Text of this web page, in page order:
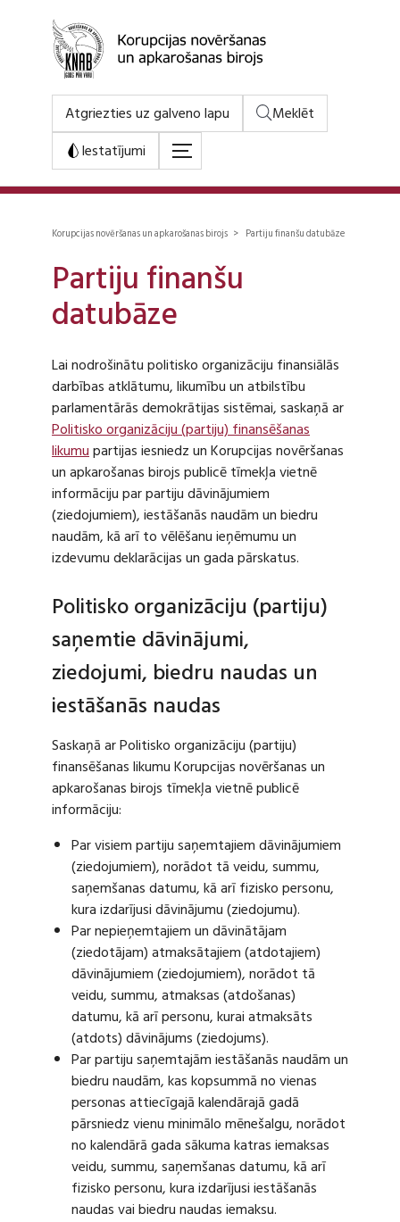
Atgriezties uz galveno lapu
Meklēt
Iestatījumi
Korupcijas novēršanas un apkarošanas birojs > Partiju finanšu datubāze
Partiju finanšu
datubāze
Lai nodrošinātu politisko organizāciju finansiālās
darbības atklātumu, likumību un atbilstību
parlamentārās demokrātijas sistēmai, saskaņā ar
Politisko organizāciju (partiju) finansēšanas
likumupartijas iesniedz un Korupcijas novēršanas
un apkarošanas birojs publicē tīmekļa vietnē
informāciju par partiju dāvinājumiem
(ziedojumiem), iestāšanās naudām un biedru
naudām, kā arī to vēlēšanu ieņēmumu un
izdevumu deklarācijas un gada pārskatus.
Politisko organizāciju (partiju)
saņemtie dāvinājumi,
ziedojumi, biedru naudas un
iestāšanās naudas
Saskaņā ar Politisko organizāciju (partiju)
finansēšanas likumu Korupcijas novēršanas un
apkarošanas birojs tīmekļa vietnē publicē
informāciju:
Par visiem partiju saņemtajiem dāvinājumiem
(ziedojumiem), norādot tā veidu, summu,
saņemšanas datumu, kā arī fizisko personu,
kura izdarījusi dāvinājumu (ziedojumu).
Par nepieņemtajiem un dāvinātājam
(ziedotājam) atmaksātajiem (atdotajiem)
dāvinājumiem (ziedojumiem), norādot tā
veidu, summu, atmaksas (atdošanas)
datumu, kā arī personu, kurai atmaksāts
(atdots) dāvinājums (ziedojums).
Par partiju saņemtajām iestāšanās naudām un
biedru naudām, kas kopsummā no vienas
personas attiecīgajā kalendārajā gadā
pārsniedz vienu minimālo mēnešalgu, norādot
no kalendārā gada sākuma katras iemaksas
veidu, summu, saņemšanas datumu, kā arī
fizisko personu, kura izdarījusi iestāšanās
naudas vai biedru naudas iemaksu.